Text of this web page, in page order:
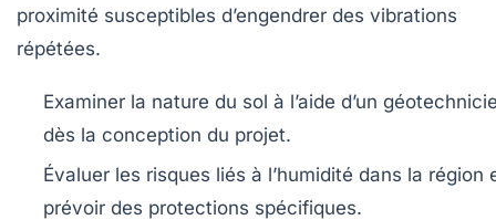
proximité susceptibles d’engendrer des vibrations
répétées.
Examiner la nature du sol à l’aide d’un
dès la conception du projet.
Évaluer les risques liés à l’humidité dans la région
prévoir des protections spécifiques.